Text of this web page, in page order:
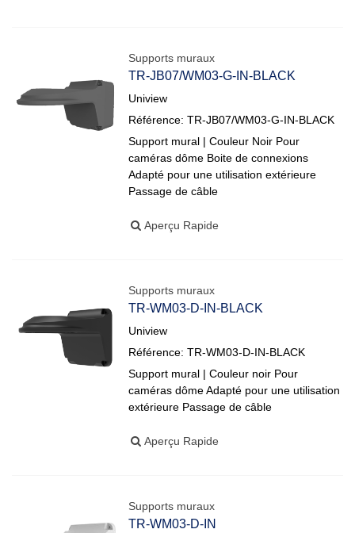
Supports muraux
TR-JB07/WM03-G-IN-BLACK
Uniview
Référence: TR-JB07/WM03-G-IN-BLACK
Support mural | Couleur Noir Pour
caméras dôme Boite de connexions
Adapté pour une utilisation extérieure
Passage de câble
Aperçu Rapide
Supports muraux
TR-WM03-D-IN-BLACK
Uniview
Référence: TR-WM03-D-IN-BLACK
Support mural | Couleur noir Pour
caméras dôme Adapté pour une utilisation
extérieure Passage de câble
Aperçu Rapide
Supports muraux
TR-WM03-D-IN